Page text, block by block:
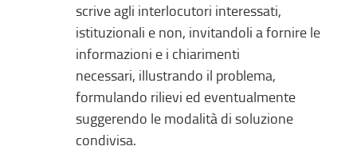
scrive agli interlocutori interessati,
istituzionali e non, invitandoli a fornire le
informazioni e i chiarimenti
necessari, illustrando il problema,
formulando rilievi ed eventualmente
suggerendo le modalità di soluzione
condivisa.​